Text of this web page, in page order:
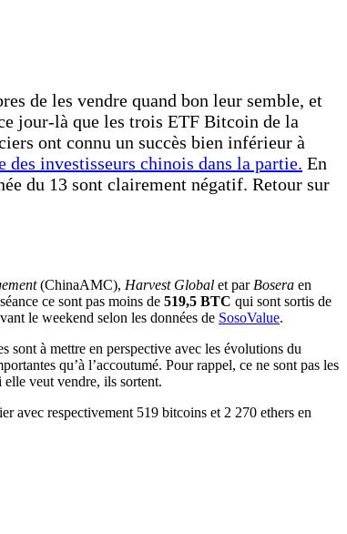
de les vendre quand bon leur semble, et
jour-là que les trois ETF Bitcoin de la
ont connu un succès bien inférieur à
des investisseurs chinois dans la partie. En
du 13 sont clairement négatif. Retour sur
(ChinaAMC), Harvest Global et par Bosera en
ce sont pas moins de 519,5 BTC qui sont sortis de
le weekend selon les données de SosoValue.
sont à mettre en perspective avec les évolutions du
qu’à l’accoutumé. Pour rappel, ce ne sont pas les
veut vendre, ils sortent.